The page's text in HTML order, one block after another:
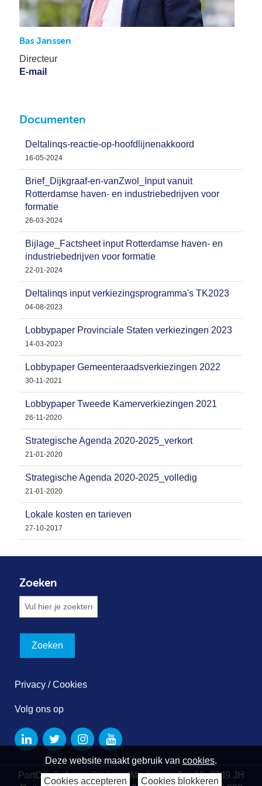
Bas Janssen
Directeur
E-mail
Documenten
Deltalinqs-reactie-op-hoofdlijnenakkoord
16-05-2024
Brief_Dijkgraaf-en-vanZwol_Input vanuit
Rotterdamse haven- en industriebedrijven voor
formatie
26-03-2024
Bijlage_Factsheet input Rotterdamse haven- en
industriebedrijven voor formatie
22-01-2024
Deltalinqs input verkiezingsprogramma's TK2023
04-08-2023
Lobbypaper Provinciale Staten verkiezingen 2023
14-03-2023
Lobbypaper Gemeenteraadsverkiezingen 2022
30-11-2021
Lobbypaper Tweede Kamerverkiezingen 2021
26-11-2020
Strategische Agenda 2020-2025_verkort
21-01-2020
Strategische Agenda 2020-2025_volledig
21-01-2020
Lokale kosten en tarieven
27-10-2017
Zoeken
Privacy / Cookies
Volg ons op
PortCity II, 4e verdieping - Waalhaven Z.z. 19, 3089 JH
Deze website maakt gebruik van cookies.
Cookies accepteren Cookies blokkeren